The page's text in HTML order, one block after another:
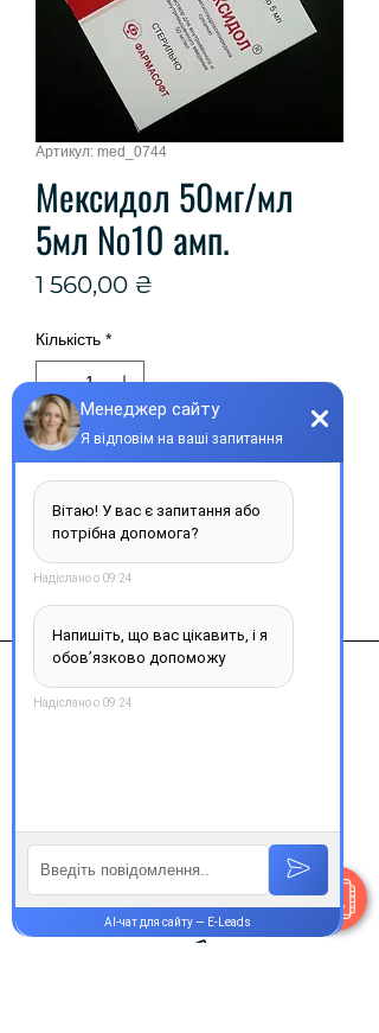
Артикул: med_0744
Мексидол 50мг/мл
5мл №10 амп.
1 560,00 ₴
Кількість *
Виробник
Контакти
Пн-Пт:9.00-19.00
Сб-Нд:9.00-16.00